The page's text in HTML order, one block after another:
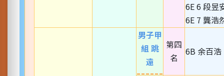
6E 6 段昱
6E 7 龔浩
男子甲
組 跳
遠
第四
名
6B 余百浩